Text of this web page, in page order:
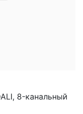
8-канальный